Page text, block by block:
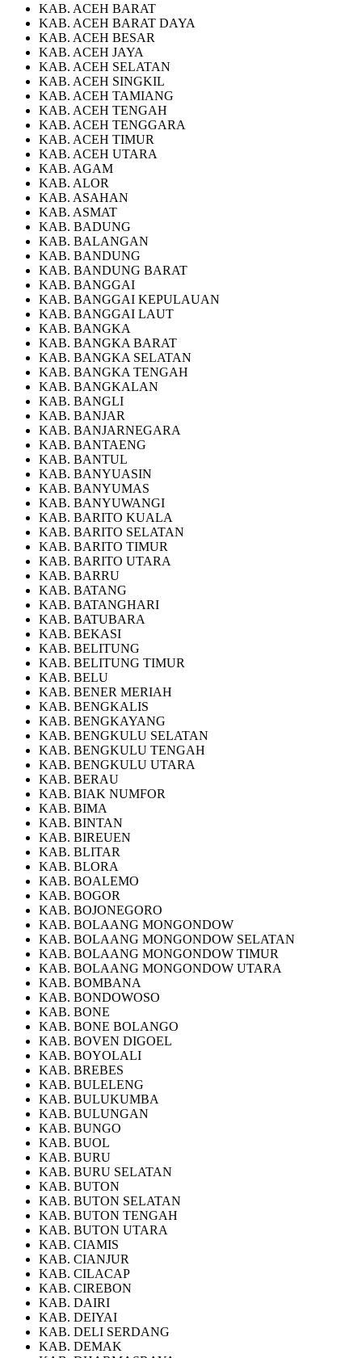
KAB. ACEH BARAT
KAB. ACEH BARAT DAYA
KAB. ACEH BESAR
KAB. ACEH JAYA
KAB. ACEH SELATAN
KAB. ACEH SINGKIL
KAB. ACEH TAMIANG
KAB. ACEH TENGAH
KAB. ACEH TENGGARA
KAB. ACEH TIMUR
KAB. ACEH UTARA
KAB. AGAM
KAB. ALOR
KAB. ASAHAN
KAB. ASMAT
KAB. BADUNG
KAB. BALANGAN
KAB. BANDUNG
KAB. BANDUNG BARAT
KAB. BANGGAI
KAB. BANGGAI KEPULAUAN
KAB. BANGGAI LAUT
KAB. BANGKA
KAB. BANGKA BARAT
KAB. BANGKA SELATAN
KAB. BANGKA TENGAH
KAB. BANGKALAN
KAB. BANGLI
KAB. BANJAR
KAB. BANJARNEGARA
KAB. BANTAENG
KAB. BANTUL
KAB. BANYUASIN
KAB. BANYUMAS
KAB. BANYUWANGI
KAB. BARITO KUALA
KAB. BARITO SELATAN
KAB. BARITO TIMUR
KAB. BARITO UTARA
KAB. BARRU
KAB. BATANG
KAB. BATANGHARI
KAB. BATUBARA
KAB. BEKASI
KAB. BELITUNG
KAB. BELITUNG TIMUR
KAB. BELU
KAB. BENER MERIAH
KAB. BENGKALIS
KAB. BENGKAYANG
KAB. BENGKULU SELATAN
KAB. BENGKULU TENGAH
KAB. BENGKULU UTARA
KAB. BERAU
KAB. BIAK NUMFOR
KAB. BIMA
KAB. BINTAN
KAB. BIREUEN
KAB. BLITAR
KAB. BLORA
KAB. BOALEMO
KAB. BOGOR
KAB. BOJONEGORO
KAB. BOLAANG MONGONDOW
KAB. BOLAANG MONGONDOW SELATAN
KAB. BOLAANG MONGONDOW TIMUR
KAB. BOLAANG MONGONDOW UTARA
KAB. BOMBANA
KAB. BONDOWOSO
KAB. BONE
KAB. BONE BOLANGO
KAB. BOVEN DIGOEL
KAB. BOYOLALI
KAB. BREBES
KAB. BULELENG
KAB. BULUKUMBA
KAB. BULUNGAN
KAB. BUNGO
KAB. BUOL
KAB. BURU
KAB. BURU SELATAN
KAB. BUTON
KAB. BUTON SELATAN
KAB. BUTON TENGAH
KAB. BUTON UTARA
KAB. CIAMIS
KAB. CIANJUR
KAB. CILACAP
KAB. CIREBON
KAB. DAIRI
KAB. DEIYAI
KAB. DELI SERDANG
KAB. DEMAK